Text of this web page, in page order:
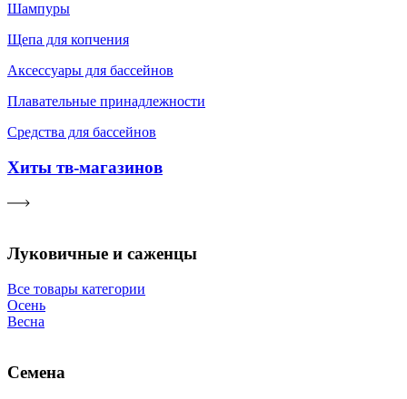
Шампуры
Щепа для копчения
Аксессуары для бассейнов
Плавательные принадлежности
Средства для бассейнов
Хиты тв-магазинов
Луковичные и саженцы
Все товары категории
Осень
Весна
Семена